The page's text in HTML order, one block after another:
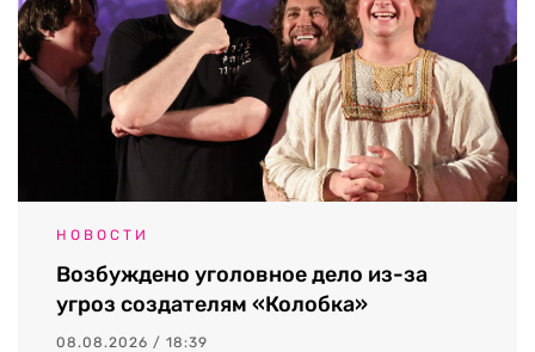
НОВОСТИ
Возбуждено уголовное дело из-за
угроз создателям «Колобка»
08.08.2026 / 18:39